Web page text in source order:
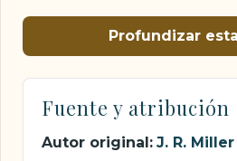
Profundizar
Fuente y atribución
Autor original: J. R. Miller